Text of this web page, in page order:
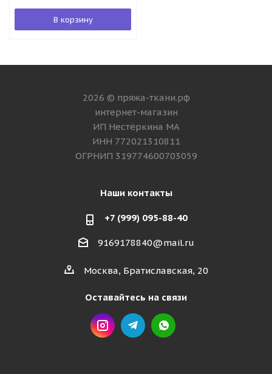
В корзину
2026 © пряжа-ткани.рф
интернет-магазин
ИП Нестёркина МА
ИНН 772021310811
ОГРНИП 319774600703059
Наши контакты
+7 (999) 095-88-40
9169178840@mail.ru
Москва, Братиславская, 20
Оставайтесь на связи